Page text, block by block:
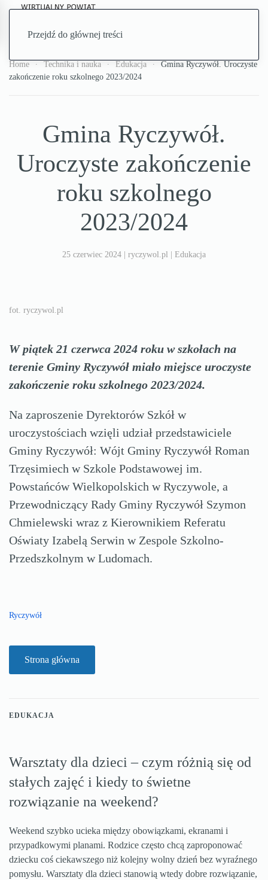
Przejdź do głównej treści
Home Technika i nauka Edukacja
Gmina Ryczywół. Uroczyste
zakończenie roku szkolnego 2023/2024
Gmina Ryczywół.
Uroczyste zakończenie
roku szkolnego
2023/2024
25 czerwiec 2024 | ryczywol.pl | Edukacja
fot. ryczywol.pl
W piątek 21 czerwca 2024 roku w szkołach na
terenie Gminy Ryczywół miało miejsce uroczyste
zakończenie roku szkolnego 2023/2024.
Na zaproszenie Dyrektorów Szkół w
uroczystościach wzięli udział przedstawiciele
Gminy Ryczywół: Wójt Gminy Ryczywół Roman
Trzęsimiech w Szkole Podstawowej im.
Powstańców Wielkopolskich w Ryczywole, a
Przewodniczący Rady Gminy Ryczywół Szymon
Chmielewski wraz z Kierownikiem Referatu
Oświaty Izabelą Serwin w Zespole Szkolno-
Przedszkolnym w Ludomach.
Ryczywół
Strona główna
EDUKACJA
Warsztaty dla dzieci – czym różnią się od
stałych zajęć i kiedy to świetne
rozwiązanie na weekend?
Weekend szybko ucieka między obowiązkami, ekranami i
przypadkowymi planami. Rodzice często chcą zaproponować
dziecku coś ciekawszego niż kolejny wolny dzień bez wyraźnego
pomysłu. Warsztaty dla dzieci stanowią wtedy dobre rozwiązanie,